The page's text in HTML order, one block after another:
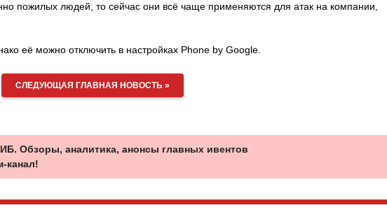
пожилых людей, то сейчас они всё чаще применяются для атак на компании,
её можно отключить в настройках Phone by Google.
СЛЕДУЮЩАЯ ГЛАВНАЯ НОВОСТЬ »
Обзоры, аналитика, анонсы главных ивентов
канал!